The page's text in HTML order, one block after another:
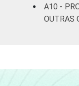
A10 -
OUTRAS